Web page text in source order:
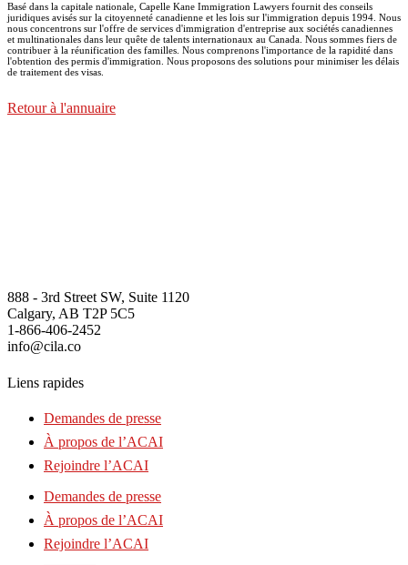
Basé dans la capitale nationale, Capelle Kane Immigration Lawyers fournit des conseils
juridiques avisés sur la citoyenneté canadienne et les lois sur l'immigration depuis 1994. Nous
nous concentrons sur l'offre de services d'immigration d'entreprise aux sociétés canadiennes
et multinationales dans leur quête de talents internationaux au Canada. Nous sommes fiers de
contribuer à la réunification des familles. Nous comprenons l'importance de la rapidité dans
l'obtention des permis d'immigration. Nous proposons des solutions pour minimiser les délais
de traitement des visas.
Retour à l'annuaire
888 - 3rd Street SW, Suite 1120
Calgary, AB T2P 5C5
1-866-406-2452
info@cila.co
Liens rapides
Demandes de presse
À propos de l’ACAI
Rejoindre l’ACAI
Demandes de presse
À propos de l’ACAI
Rejoindre l’ACAI